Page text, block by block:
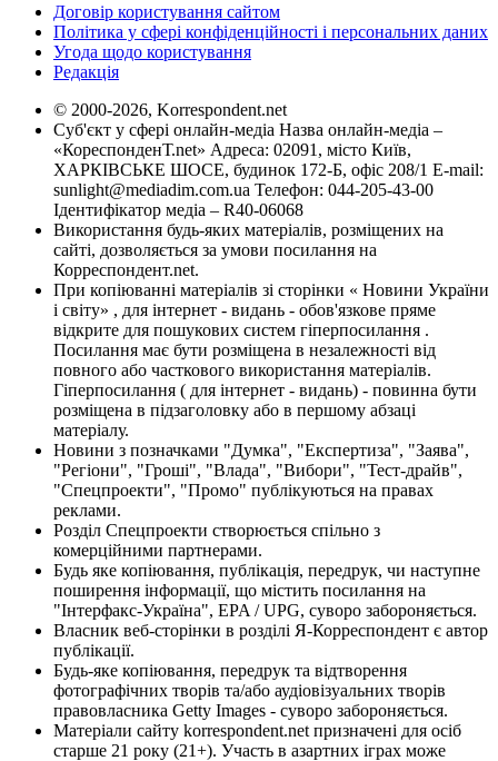
Договір користування сайтом
Політика у сфері конфіденційності і персональних даних
Угода щодо користування
Редакція
© 2000-2026, Korrespondent.net
Суб'єкт у сфері онлайн-медіа Назва онлайн-медіа –
«КореспонденТ.net» Адреса: 02091, місто Київ,
ХАРКІВСЬКЕ ШОСЕ, будинок 172-Б, офіс 208/1 E-mail:
sunlight@mediadim.com.ua Телефон: 044-205-43-00
Ідентифікатор медіа – R40-06068
Використання будь-яких матеріалів, розміщених на
сайті, дозволяється за умови посилання на
Корреспондент.net.
При копіюванні матеріалів зі сторінки « Новини України
і світу» , для інтернет - видань - обов'язкове пряме
відкрите для пошукових систем гіперпосилання .
Посилання має бути розміщена в незалежності від
повного або часткового використання матеріалів.
Гіперпосилання ( для інтернет - видань) - повинна бути
розміщена в підзаголовку або в першому абзаці
матеріалу.
Новини з позначками "Думка", "Експертиза", "Заява",
"Регіони", "Гроші", "Влада", "Вибори", "Тест-драйв",
"Спецпроекти", "Промо" публікуються на правах
реклами.
Розділ Спецпроекти створюється спільно з
комерційними партнерами.
Будь яке копіювання, публікація, передрук, чи наступне
поширення інформації, що містить посилання на
"Інтерфакс-Україна", EPA / UPG, суворо забороняється.
Власник веб-сторінки в розділі Я-Корреспондент є автор
публікації.
Будь-яке копіювання, передрук та відтворення
фотографічних творів та/або аудіовізуальних творів
правовласника Getty Images - суворо забороняється.
Матеріали сайту korrespondent.net призначені для осіб
старше 21 року (21+). Участь в азартних іграх може